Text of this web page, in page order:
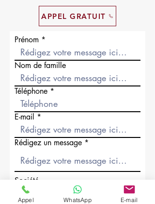
APPEL GRATUIT
Prénom
Nom de famille
Téléphone
E-mail
Rédigez un message
Société
Appel WhatsApp E-mail